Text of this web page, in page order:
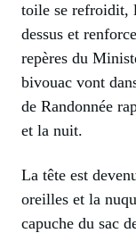
toile se refroidit,
dessus et
repères du
bivouac vont
de Randonnée
et la nuit.
La tête est
oreilles et la
capuche du sac